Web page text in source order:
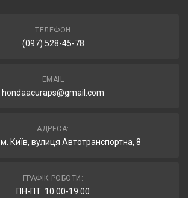
ТЕЛЕФОН
(097) 528-45-78
EMAIL
hondaacuraps@gmail.com
АДРЕСА:
м. Київ, вулиця Автотранспортна, 8
ГРАФІК РОБОТИ:
ПН-ПТ: 10:00-19:00